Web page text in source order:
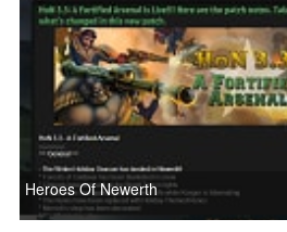
Heroes Of Newerth